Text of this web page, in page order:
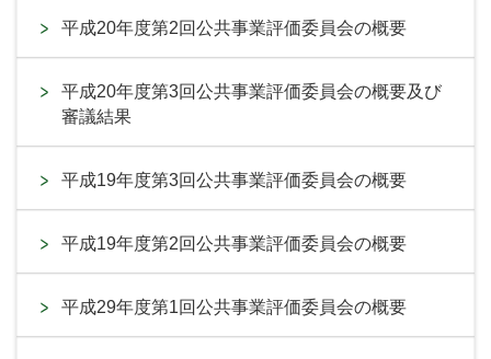
平成20年度第2回公共事業評価委員会の概要
平成20年度第3回公共事業評価委員会の概要及び
審議結果
平成19年度第3回公共事業評価委員会の概要
平成19年度第2回公共事業評価委員会の概要
平成29年度第1回公共事業評価委員会の概要